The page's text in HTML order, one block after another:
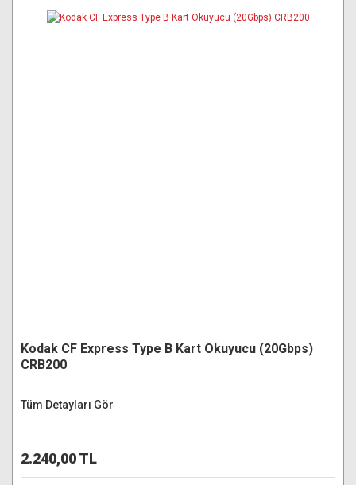
Kodak CF Express Type B Kart Okuyucu (20Gbps)
CRB200
Tüm Detayları Gör
2.240,00 TL